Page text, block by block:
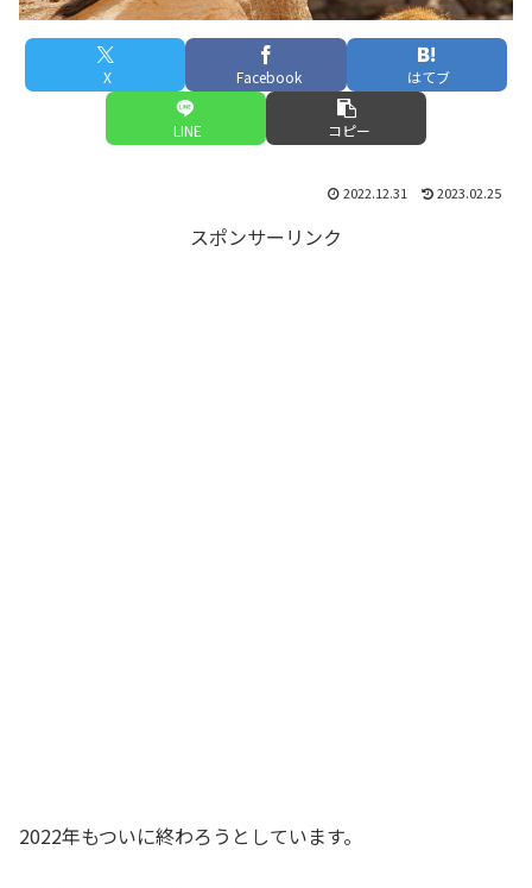
X Facebook はてブ
LINE コピー
2022.12.31 2023.02.25
スポンサーリンク
2022年もついに終わろうとしています。